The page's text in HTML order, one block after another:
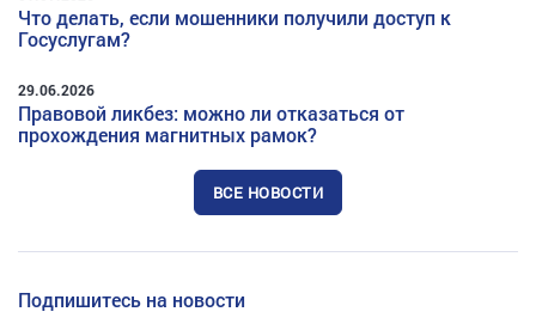
Что делать, если мошенники получили доступ к
Госуслугам?
29.06.2026
Правовой ликбез: можно ли отказаться от
прохождения магнитных рамок?
ВСЕ НОВОСТИ
Подпишитесь на новости